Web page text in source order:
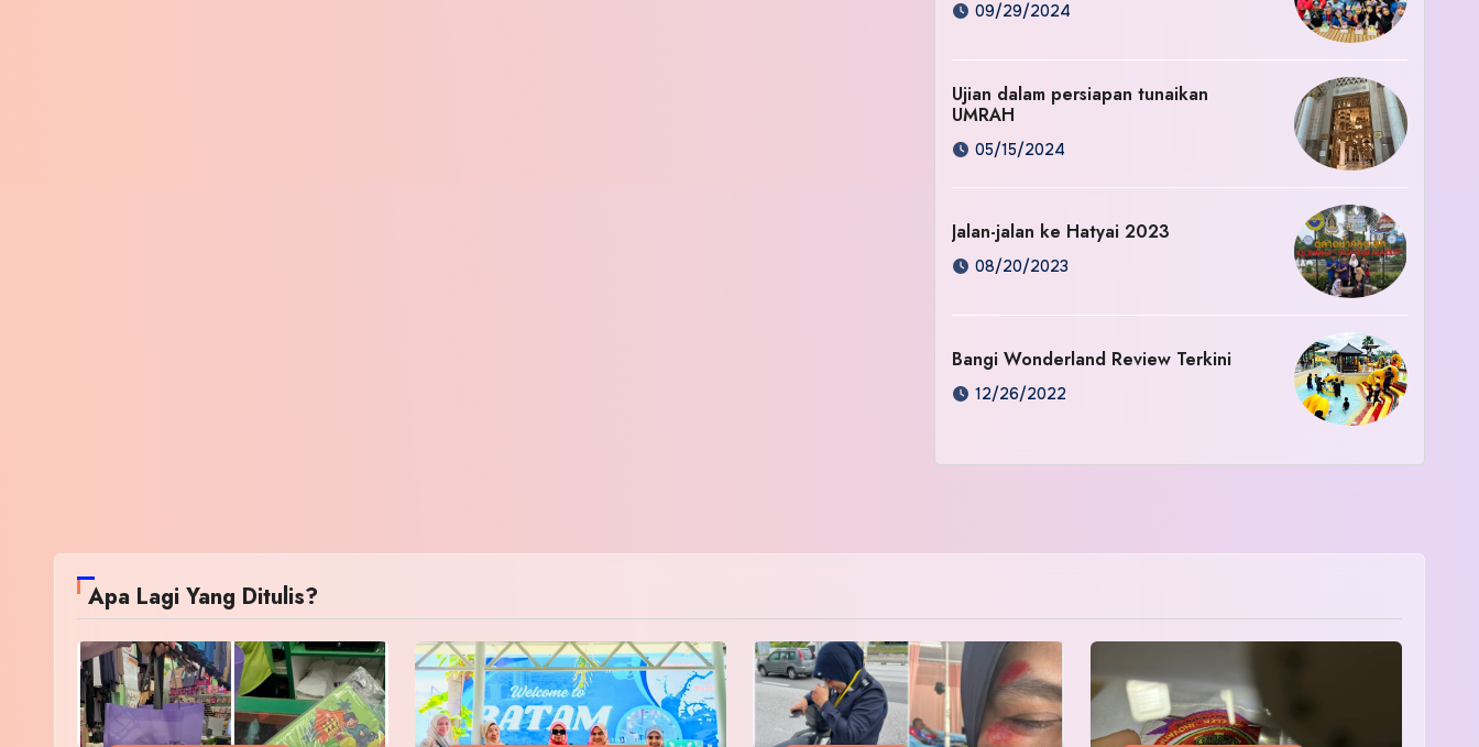
09/29/2024
Ujian dalam persiapan tunaikan
UMRAH
05/15/2024
Jalan-jalan ke Hatyai 2023
08/20/2023
Bangi Wonderland Review Terkini
12/26/2022
Apa Lagi Yang Ditulis?